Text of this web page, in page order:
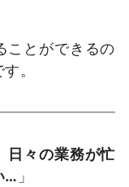
ことができるの
。
日々の業務が忙
… 」